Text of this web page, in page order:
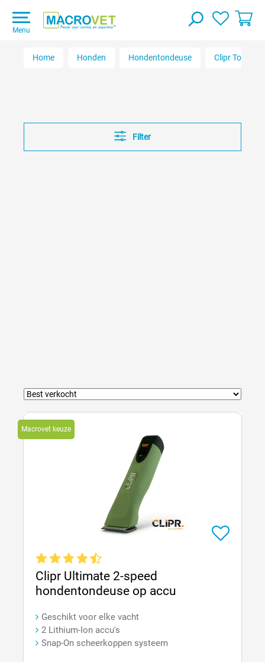
Menu
Home Honden Hondentondeuse Clipr
Filter
Macrovet keuze
Gemiddelde waardering van 4.8 van 5 sterren
Clipr Ultimate 2-speed
hondentondeuse op accu
Geschikt voor elke vacht
2 Lithium-Ion accu's
Snap-On scheerkoppen systeem